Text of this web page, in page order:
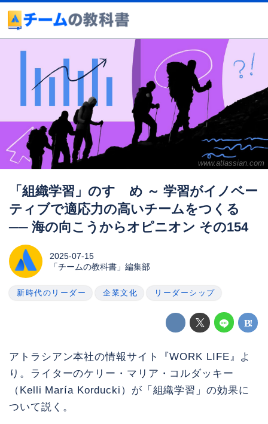
www.atlassian.com
「組織学習」のすゝめ ～ 学習がイノベー
ティブで適応力の高いチームをつくる
── 海の向こうからオピニオン その154
2025-07-15
「チームの教科書」編集部
新時代のリーダー 企業文化 リーダーシップ
アトラシアン本社の情報サイト『WORK LIFE』よ
り。ライターのケリー・マリア・コルダッキー
（Kelli María Korducki）が「組織学習」の効果に
ついて説く。